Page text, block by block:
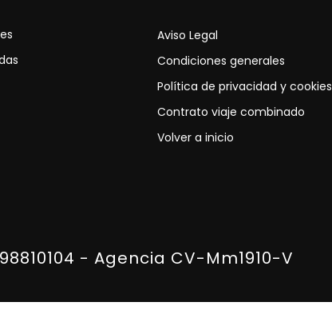
Aviso Legal
Condiciones generales
Política de privacidad y cookies
Contrato viaje combinado
Volver a inicio
- Agencia CV-Mm1910-V